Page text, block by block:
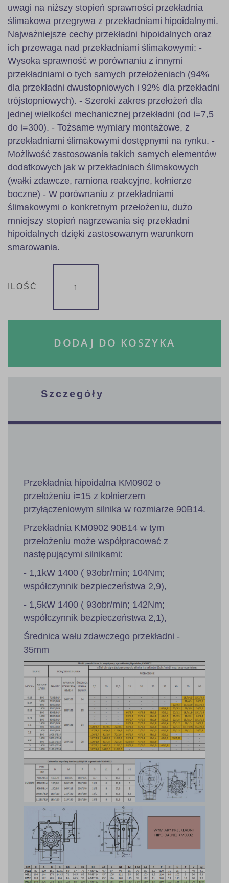
uwagi na niższy stopień sprawności przekładnia
ślimakowa przegrywa z przekładniami hipoidalnymi.
Najważniejsze cechy przekładni hipoidalnych oraz
ich przewaga nad przekładniami ślimakowymi: -
Wysoka sprawność w porównaniu z innymi
przekładniami o tych samych przełożeniach (94%
dla przekładni dwustopniowych i 92% dla przekładni
trójstopniowych). - Szeroki zakres przełożeń dla
jednej wielkości mechanicznej przekładni (od i=7,5
do i=300). - Tożsame wymiary montażowe, z
przekładniami ślimakowymi dostępnymi na rynku. -
Możliwość zastosowania takich samych elementów
dodatkowych jak w przekładniach ślimakowych
(wałki zdawcze, ramiona reakcyjne, kołnierze
boczne) - W porównaniu z przekładniami
ślimakowymi o konkretnym przełożeniu, dużo
mniejszy stopień nagrzewania się przekładni
hipoidalnych dzięki zastosowanym warunkom
smarowania.
ILOŚĆ
DODAJ DO KOSZYKA
Szczegóły
Przekładnia hipoidalna KM0902 o
przełożeniu i=15 z kołnierzem
przyłączeniowym silnika w rozmiarze 90B14.
Przekładnia KM0902 90B14 w tym
przełożeniu może współpracować z
następującymi silnikami:
- 1,1kW 1400 ( 93obr/min; 104Nm;
współczynnik bezpieczeństwa 2,9),
- 1,5kW 1400 ( 93obr/min; 142Nm;
współczynnik bezpieczeństwa 2,1),
Średnica wału zdawczego przekładni -
35mm